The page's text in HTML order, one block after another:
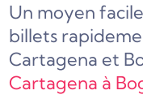
Un moyen
billets
Cartagena et
Cartagena à